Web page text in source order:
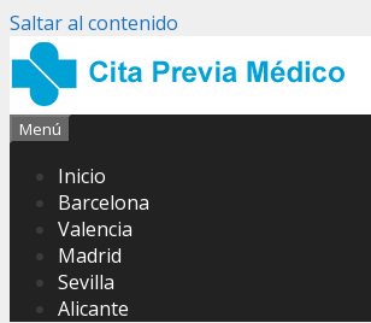
Saltar al contenido
Menú
Inicio
Barcelona
Valencia
Madrid
Sevilla
Alicante